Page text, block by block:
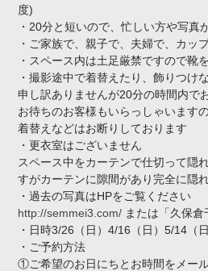
度)
・20分と短いので、忙しい方や写真
・ご家族で、親子で、夫婦で、カッ
・スペース内は土足厳禁ですので靴
・撮影途中で着替えたり、飾りつけ
申し訳ありませんが20分の時間内で
お待ちのお客様もいらっしゃいます
着替えなどはお断りしております
・更衣室はございません
スペース中をカーテンで仕切って隠
すがカーテンに隙間があり完全に隠
・過去の写真はHPをご覧ください
http://semmei3.com/ または「久保
・日時3/26（日）4/16（日）5/14（
・ご予約方法
①ご希望のお日にちとお時間をメー